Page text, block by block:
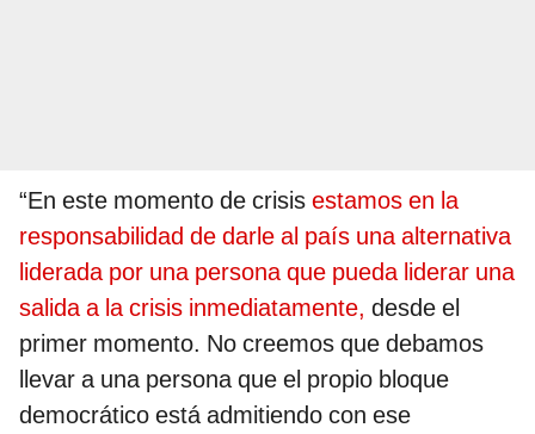
“En este momento de crisis estamos en la
responsabilidad de darle al país una alternativa
liderada por una persona que pueda liderar una
salida a la crisis inmediatamente, desde el
primer momento. No creemos que debamos
llevar a una persona que el propio bloque
democrático está admitiendo con ese